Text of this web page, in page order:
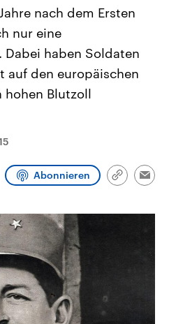
aus
Hintergründe
Wirtschaftlich und
gehören die Vereinigten
den mächtigsten Ländern
mit großem Einfluss auf
Podcasts
nach dem Ersten
nur eine
haben Soldaten
auf den europäischen
hohen Blutzoll
Abonnieren
Link